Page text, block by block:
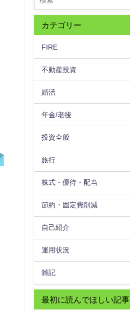
カテゴリー
FIRE
不動産投資
婚活
年金/老後
投資全般
旅行
株式・優待・配当
節約・固定費削減
自己紹介
運用状況
雑記
最初に読んでほしい記事